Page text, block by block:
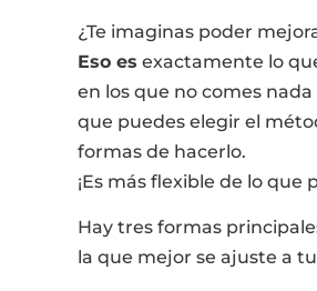
¿Te imaginas poder
Eso es exactamente lo
en los que no comes
que puedes elegir el
formas de hacerlo.
¡Es más flexible de lo que
Hay tres formas
la que mejor se ajuste a